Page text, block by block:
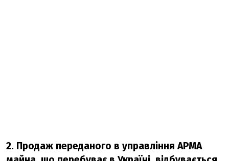
2. Продаж переданого в управління АРМА